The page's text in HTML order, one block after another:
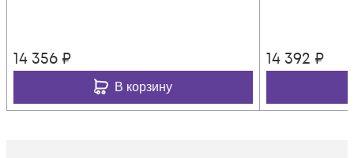
14 356 ₽
В корзину
14 392 ₽